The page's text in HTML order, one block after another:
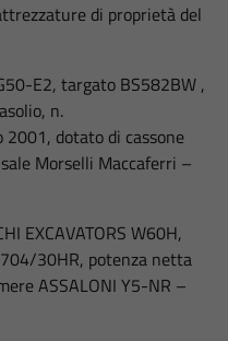
di proprietà del
E2, targato BS582BW ,
n.
dotato di cassone
Morselli Maccaferri –
EXCAVATORS W60H,
30HR, potenza netta
ASSALONI Y5-NR –